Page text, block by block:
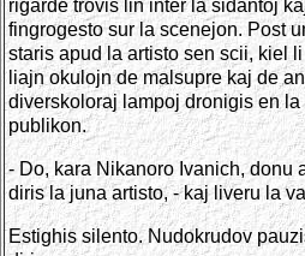
rigarde trovis lin inter la sidantoj
fingrogesto sur la scenejon. Post
staris apud la artisto sen scii, kiel
liajn okulojn de malsupre kaj de
diverskoloraj lampoj dronigis en
publikon.
- Do, kara Nikanoro Ivanich, donu
diris la juna artisto, - kaj liveru la
Estighis silento. Nudokrudov